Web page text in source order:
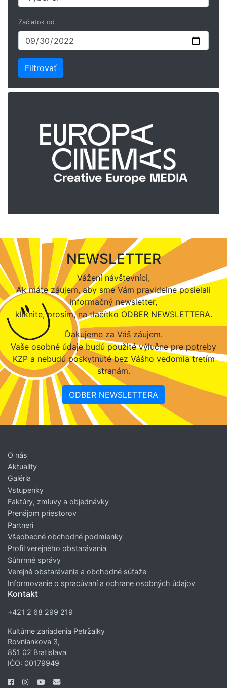
Začiatok od
NEWSLETTER
Vážení návštevníci,
Ak máte záujem, aby sme Vám pravidelne posielali
informačný newsletter,
kliknite, prosím, na tlačítko ODBER NEWSLETTERA.
Ďakujeme za Váš záujem.
Vaše osobné údaje budú použité výlučne pre potreby
KZP a nebudú poskytnuté bez Vášho vedomia tretím
stranám.
ODBER NEWSLETTERA
O nás
Aktuality
Galéria
Vstupenky
Faktúry, zmluvy a objednávky
Prenájom priestorov
Partneri
Všeobecné obchodné podmienky
Profil verejného obstarávania
Súhrnné správy
Verejné obstarávania a obchodné súťaže
Informovanie o spracúvaní a ochrane osobných údajov
Kontakt
+421 2 68 299 219
Kultúrne zariadenia Petržalky
Rovniankova 3,
851 02 Bratislava
IČO: 00179949